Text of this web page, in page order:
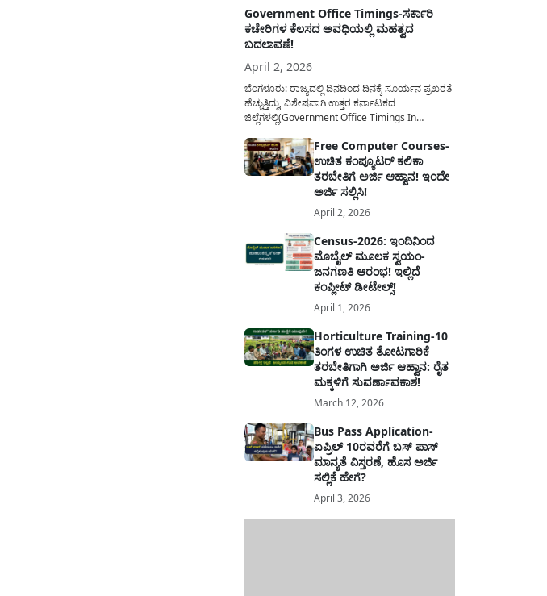
Government Office Timings-ಸರ್ಕಾರಿ
ಕಚೇರಿಗಳ ಕೆಲಸದ ಅವಧಿಯಲ್ಲಿ ಮಹತ್ವದ
ಬದಲಾವಣೆ!
April 2, 2026
ಬೆಂಗಳೂರು: ರಾಜ್ಯದಲ್ಲಿ ದಿನದಿಂದ ದಿನಕ್ಕೆ ಸೂರ್ಯನ ಪ್ರಖರತೆ
ಹೆಚ್ಚುತ್ತಿದ್ದು, ವಿಶೇಷವಾಗಿ ಉತ್ತರ ಕರ್ನಾಟಕದ
ಜಿಲ್ಲೆಗಳಲ್ಲಿ(Government Office Timings In
ಹಿನ್ನೆಲೆಯಲ್ಲಿ ಸರ್ಕಾರಿ ನೌಕರರ ಹಿತದೃಷ್ಟಿಯಿಂದ ಹಾಗೂ
ಸಾರ್ವಜನಿಕರ ಅನುಕೂಲಕ್ಕಾಗಿ ಕರ್ನಾಟಕ ಸರ್ಕಾರವು
ಮಹತ್ವದ ನಿರ್ಧಾರವೊಂದನ್ನು ಕೈಗೊಂಡಿದೆ. ಕಿತ್ತೂರು ಕರ್ನಾಟಕ
ಮತ್ತು ಕಲ್ಯಾಣ ಕರ್ನಾಟಕದ ಒಟ್ಟು 9 ಜಿಲ್ಲೆಗಳಲ್ಲಿ ಏಪ್ರಿಲ್...
Free Computer Courses-
ಉಚಿತ ಕಂಪ್ಯೂಟರ್ ಕಲಿಕಾ
ತರಬೇತಿಗೆ ಅರ್ಜಿ ಆಹ್ವಾನ! ಇಂದೇ
ಅರ್ಜಿ ಸಲ್ಲಿಸಿ!
April 2, 2026
Census-2026: ಇಂದಿನಿಂದ
ಮೊಬೈಲ್ ಮೂಲಕ ಸ್ವಯಂ-
ಜನಗಣತಿ ಆರಂಭ! ಇಲ್ಲಿದೆ
ಕಂಪ್ಲೀಟ್ ಡೀಟೇಲ್ಸ್!
April 1, 2026
Horticulture Training-10
ತಿಂಗಳ ಉಚಿತ ತೋಟಗಾರಿಕೆ
ತರಬೇತಿಗಾಗಿ ಅರ್ಜಿ ಆಹ್ವಾನ: ರೈತ
ಮಕ್ಕಳಿಗೆ ಸುವರ್ಣಾವಕಾಶ!
March 12, 2026
Bus Pass Application-
ಏಪ್ರಿಲ್ 10ರವರೆಗೆ ಬಸ್ ಪಾಸ್
ಮಾನ್ಯತೆ ವಿಸ್ತರಣೆ, ಹೊಸ ಅರ್ಜಿ
ಸಲ್ಲಿಕೆ ಹೇಗೆ?
April 3, 2026